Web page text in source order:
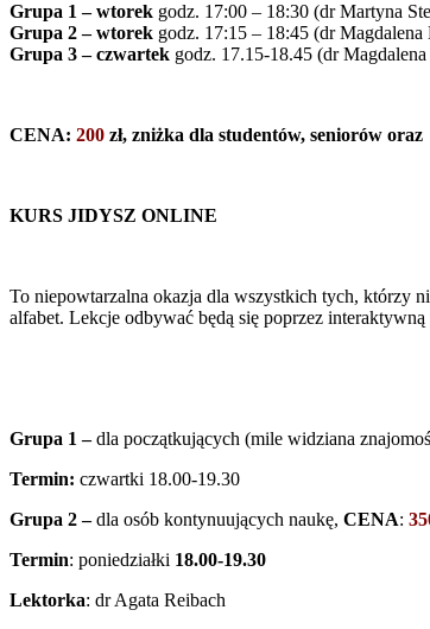
Grupa 1 – wtorek godz. 17:00 – 18:30 (dr Martyna
Grupa 2 – wtorek godz. 17:15 – 18:45 (dr
Grupa 3 – czwartek godz. 17.15-18.45 (dr
CENA: 200 zł, zniżka dla studentów, seniorów
KURS JIDYSZ ONLINE
To niepowtarzalna okazja dla wszystkich tych, którzy
alfabet. Lekcje odbywać będą się poprzez
Grupa 1 –dla początkujących (mile widziana
Termin: czwartki 18.00-19.30
Grupa 2 –dla osób kontynuujących naukę, CENA:
Termin: poniedziałki 18.00-19.30
Lektorka: dr Agata Reibach